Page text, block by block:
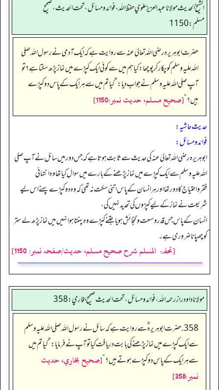
الشيخ الحديث مولانا عبدالعزيز علوي حفظ الله، فوائد و مسائل، تحت الحديث ، صحيح
مسلم: 1150
حضرت ابو ہریرہ رضی اللہ تعالیٰ عنہ سے روایت ہے کہ ایک آدمی نے رسول اللہ صلی
اللہ علیہ وسلم کو پکار کر پوچھا: کیا ہم میں سے کوئی ایک کپڑے میں نماز پڑھ سکتا ہے؟ تو
آپ صلی اللہ علیہ وسلم نے جواب دیا:”کیا تم میں سے ہر ایک کے پاس دو کپڑے
ہیں؟“[صحيح مسلم، حديث نمبر:1150]
حدیث حاشیہ:
فوائد ومسائل:
ابو ہریرہ رضی اللہ تعالیٰ عنہ کی حدیث سے ثابت ہوتا ہے کہ جس دور میں سائل نے آپ صلی
اللہ علیہ وسلم سے ایک کپڑے میں نماز پڑھنے کے بارے میں سوال کیا تھا وہ انتہائی
فقرواحتیاج کا دور تھا اور ہر انسان کے پاس اتنی سکت نہ تھی کہ وہ دو کپڑے پہنے اس لیے
شریعت نے نماز کے لیے کپڑوں کی تحدید نہیں کی،
انسان کے پاس جس قدروسعت وگنجائش ہو یا جتنے کپڑے وہ پہنتا ہو انہیں میں نماز پڑھ لے ستر
کو چھپانا ضروری ہے۔
[تحفۃ المسلم شرح صحیح مسلم، حدیث/صفحہ نمبر: 1150]
مولانا داود راز رحمه الله، فوائد و مسائل، تحت الحديث صحيح بخاري: 358
358. حضرت ابوہریرہ ؓ سے روایت ہے کہ سائل نے رسول اللہ صلی اللہ علیہ وسلم
سے ایک کپڑے میں نماز پڑھنے کی بابت دریافت کیا تو آپ نے فرمایا:”کیا تم میں
سے ہر ایک کے پاس دو کپڑے ہوتے ہیں؟“[صحيح بخاري، حديث
نمبر:358]